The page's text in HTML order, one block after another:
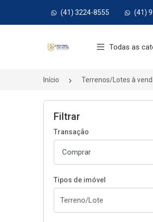
(41) 3224-8555 (41)
Todas as
Início Terrenos/Lotes à
Filtrar
Transação
Tipos de imóvel